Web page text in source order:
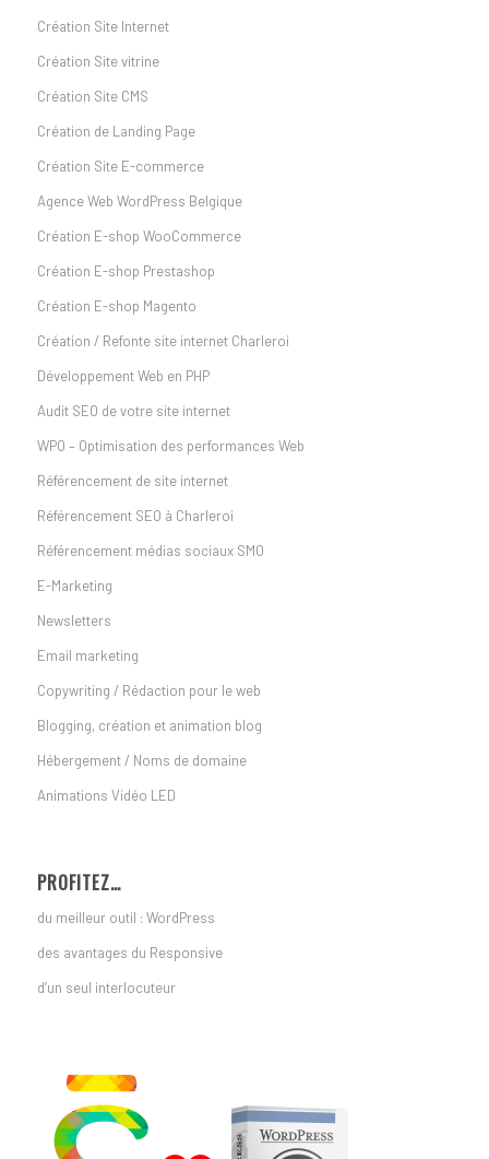
Création Site Internet
Création Site vitrine
Création Site CMS
Création de Landing Page
Création Site E-commerce
Agence Web WordPress Belgique
Création E-shop WooCommerce
Création E-shop Prestashop
Création E-shop Magento
Création / Refonte site internet Charleroi
Développement Web en PHP
Audit SEO de votre site internet
WPO – Optimisation des performances Web
Référencement de site internet
Référencement SEO à Charleroi
Référencement médias sociaux SMO
E-Marketing
Newsletters
Email marketing
Copywriting / Rédaction pour le web
Blogging, création et animation blog
Hébergement / Noms de domaine
Animations Vidéo LED
PROFITEZ…
du meilleur outil : WordPress
des avantages du Responsive
d’un seul interlocuteur